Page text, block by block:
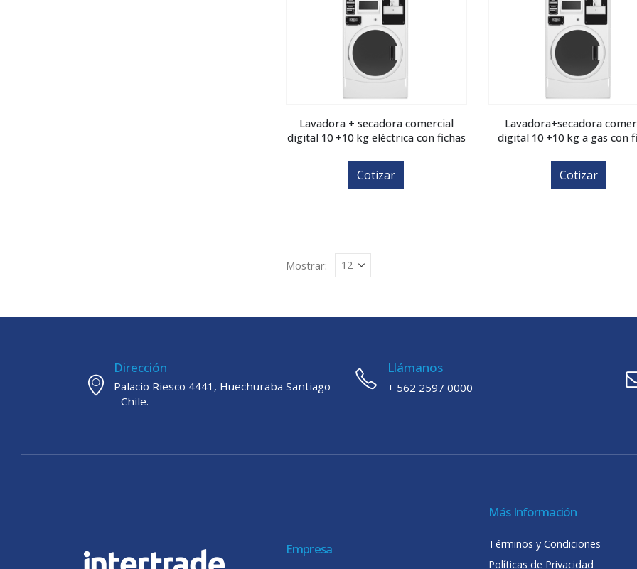
Lavadora + secadora comercial
digital 10 +10 kg eléctrica con fichas
Cotizar
Lavadora+secadora
digital 10 +10 kg a gas con
Cotizar
Mostrar:
Dirección
Palacio Riesco 4441, Huechuraba Santiago
- Chile.
Llámanos
+ 562 2597 0000
Empresa
Más Información
Términos y Condiciones
Políticas de Privacidad